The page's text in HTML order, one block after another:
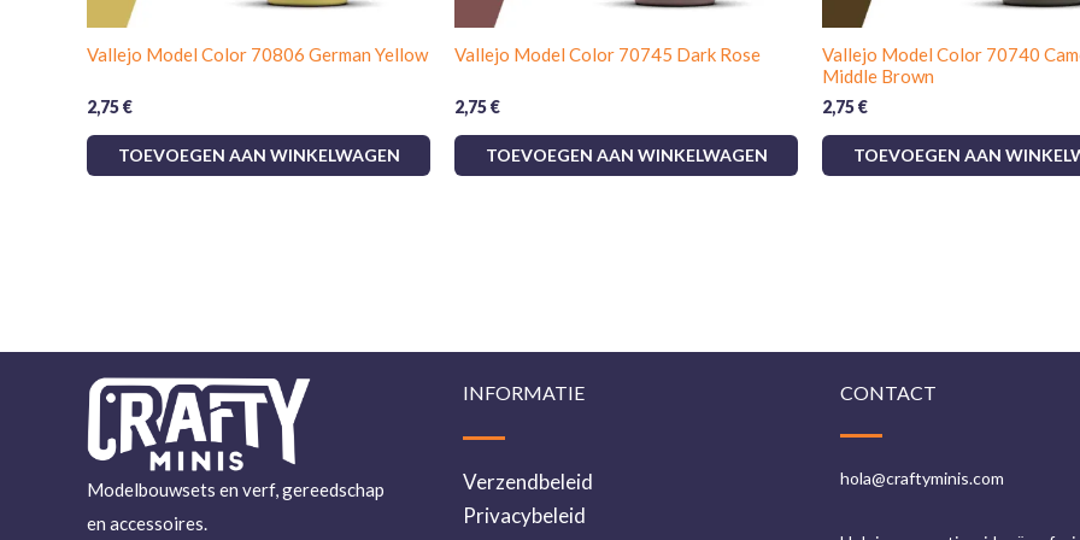
Ultrafijne deeltjesgrootte:
fijne texturen.
Sneldrogende, gladde laag:
scherpe randen.
Veelzijdig voor TMM-
te zijn van NMM. Bouw op van diepe
een professionele afwerking.
Vallejo Model Color 70806 German Yellow
2,75€
TOEVOEGEN AAN WINKELWAGEN
Vallejo Model Color 70745 Dark Rose
2,75€
TOEVOEGEN AAN WINKELWAGEN
Vallejo Model Color 70740
Middle Brown
2,75€
TOEVOEGEN AAN
Modelbouwsets en verf, gereedschap
en accessoires.
INFORMATIE
Verzendbeleid
Privacybeleid
CONTACT
hola@craftyminis.com